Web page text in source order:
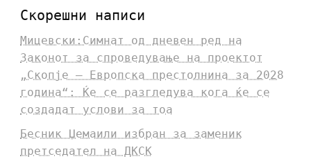
Скорешни написи
Мицевски:Симнат од дневен ред на
Законот за спроведување на проектот
„Скопје – Европска престолнина за 2028
година“: Ќе се разгледува кога ќе се
создадат услови за тоа
Бесник Џемаили избран за заменик
претседател на ДКСК